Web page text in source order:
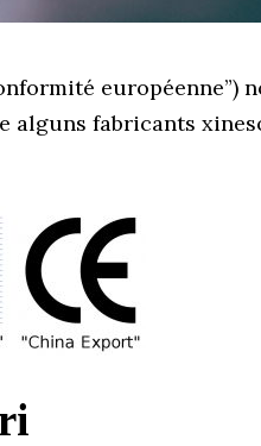
européenne”)
alguns fabricants